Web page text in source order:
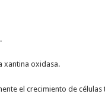
xantina oxidasa.
el crecimiento de